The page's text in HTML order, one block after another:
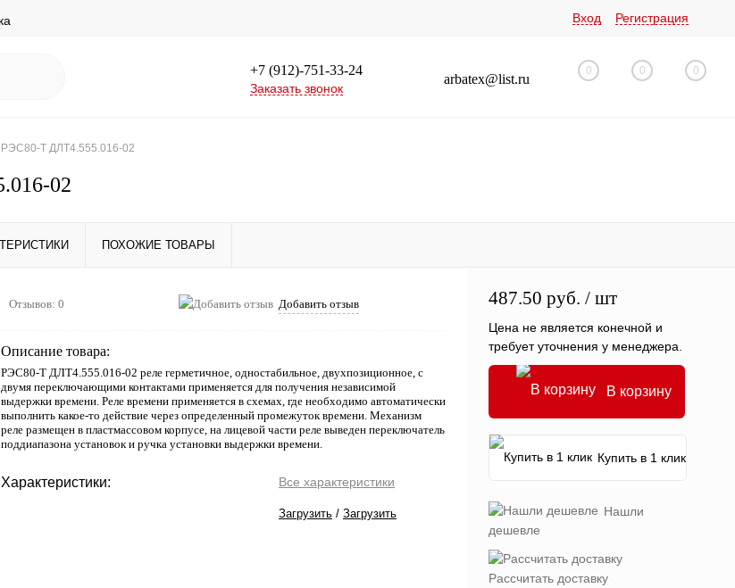
Вход Регистрация
+7 (912)-751-33-24
Заказать звонок
arbatex@list.ru
0 0 0
РЭС80-Т ДЛТ4.555.016-02
02
ПОХОЖИЕ ТОВАРЫ
Отзывов: 0 Добавить отзыв
Описание товара:
РЭС80-Т ДЛТ4.555.016-02 реле герметичное, одностабильное, двухпозиционное, с
двумя переключающими контактами применяется для получения независимой
выдержки времени. Реле времени применяется в схемах, где необходимо автоматически
выполнить какое-то действие через определенный промежуток времени. Механизм
реле размещен в пластмассовом корпусе, на лицевой части реле выведен переключатель
поддиапазона установок и ручка установки выдержки времени.
Характеристики: Все характеристики
Загрузить / Загрузить
487.50 руб. / шт
Цена не является конечной и
требует уточнения у менеджера.
В корзину
Купить в 1 клик
Нашли
дешевле
Рассчитать доставку